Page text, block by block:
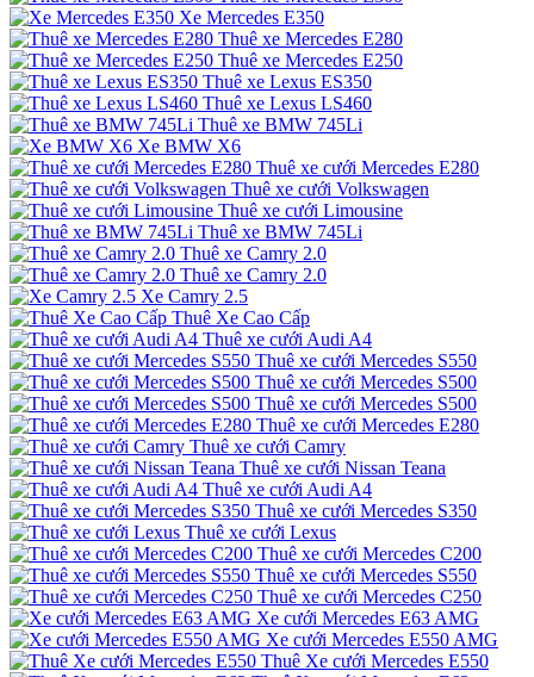
Xe Mercedes E350
Thuê xe Mercedes E280
Thuê xe Mercedes E250
Thuê xe Lexus ES350
Thuê xe Lexus LS460
Thuê xe BMW 745Li
Xe BMW X6
Thuê xe cưới Mercedes E280
Thuê xe cưới Volkswagen
Thuê xe cưới Limousine
Thuê xe BMW 745Li
Thuê xe Camry 2.0
Thuê xe Camry 2.0
Xe Camry 2.5
Thuê Xe Cao Cấp
Thuê xe cưới Audi A4
Thuê xe cưới Mercedes S550
Thuê xe cưới Mercedes S500
Thuê xe cưới Mercedes S500
Thuê xe cưới Mercedes E280
Thuê xe cưới Camry
Thuê xe cưới Nissan Teana
Thuê xe cưới Audi A4
Thuê xe cưới Mercedes S350
Thuê xe cưới Lexus
Thuê xe cưới Mercedes C200
Thuê xe cưới Mercedes S550
Thuê xe cưới Mercedes C250
Xe cưới Mercedes E63 AMG
Xe cưới Mercedes E550 AMG
Thuê Xe cưới Mercedes E550